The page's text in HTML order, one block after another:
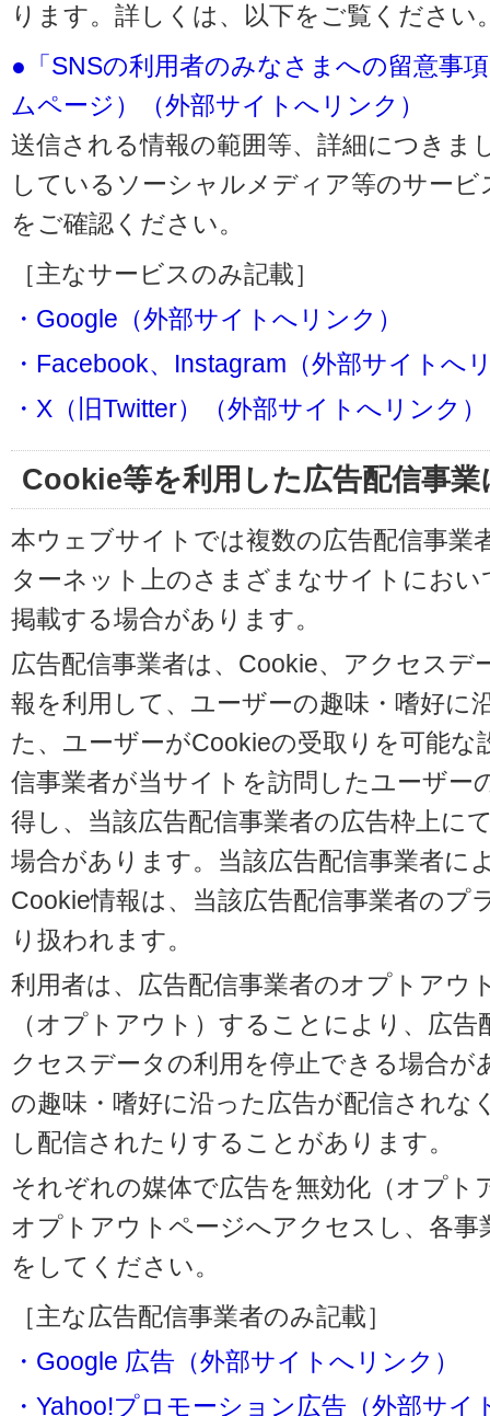
ります。詳しくは、以下をご覧ください
●「SNSの利用者のみなさまへの留意事
ムページ）（外部サイトへリンク）
送信される情報の範囲等、詳細につきま
しているソーシャルメディア等のサー
をご確認ください。
［主なサービスのみ記載］
・Google（外部サイトへリンク）
・Facebook、Instagram（外部サイトへ
・X（旧Twitter）（外部サイトへリンク）
Cookie等を利用した広告配信事
本ウェブサイトでは複数の広告配信事業
ターネット上のさまざまなサイトにお
掲載する場合があります。
広告配信事業者は、Cookie、アクセスデ
報を利用して、ユーザーの趣味・嗜好に
た、ユーザーがCookieの受取りを可能
信事業者が当サイトを訪問したユーザー
得し、当該広告配信事業者の広告枠上に
場合があります。当該広告配信事業者に
Cookie情報は、当該広告配信事業者のプ
り扱われます。
利用者は、広告配信事業者のオプトアウ
（オプトアウト）することにより、広
クセスデータの利用を停止できる場合が
の趣味・嗜好に沿った広告が配信されな
し配信されたりすることがあります。
それぞれの媒体で広告を無効化（オプト
オプトアウトページへアクセスし、各
をしてください。
［主な広告配信事業者のみ記載］
・Google 広告（外部サイトへリンク）
・Yahoo!プロモーション広告（外部サイ